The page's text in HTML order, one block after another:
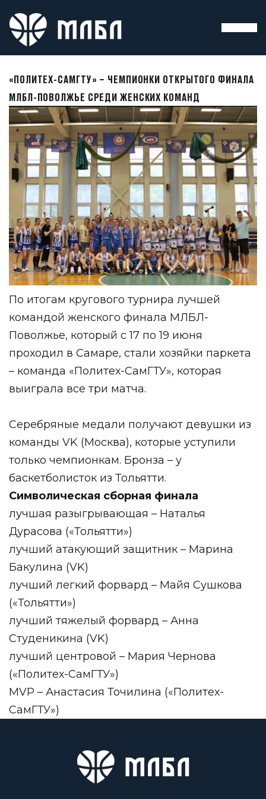
«ПОЛИТЕХ-САМГТУ» – ЧЕМПИОНКИ ОТКРЫТОГО ФИНАЛА
МЛБЛ-ПОВОЛЖЬЕ СРЕДИ ЖЕНСКИХ КОМАНД
По итогам кругового турнира лучшей
командой женского финала МЛБЛ-
Поволжье, который с 17 по 19 июня
проходил в Самаре, стали хозяйки паркета
– команда «Политех-СамГТУ», которая
выиграла все три матча.
Серебряные медали получают девушки из
команды VK (Москва), которые уступили
только чемпионкам. Бронза – у
баскетболисток из Тольятти.
Символическая сборная финала
лучшая разыгрывающая – Наталья
Дурасова («Тольятти»)
лучший атакующий защитник – Марина
Бакулина (VK)
лучший легкий форвард – Майя Сушкова
(«Тольятти»)
лучший тяжелый форвард – Анна
Студеникина (VK)
лучший центровой – Мария Чернова
(«Политех-СамГТУ»)
MVP – Анастасия Точилина («Политех-
СамГТУ»)